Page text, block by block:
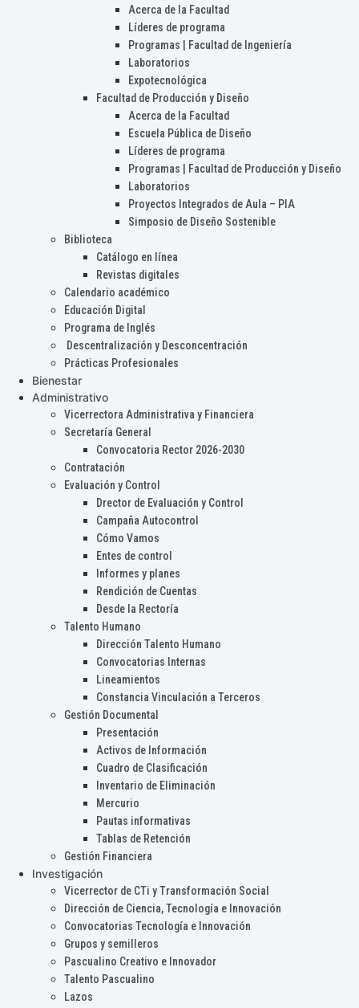
Acerca de la Facultad
Líderes de programa
Programas | Facultad de Ingeniería
Laboratorios
Expotecnológica
Facultad de Producción y Diseño
Acerca de la Facultad
Escuela Pública de Diseño
Líderes de programa
Programas | Facultad de Producción y Diseño
Laboratorios
Proyectos Integrados de Aula – PIA
Simposio de Diseño Sostenible
Biblioteca
Catálogo en línea
Revistas digitales
Calendario académico
Educación Digital
Programa de Inglés
Descentralización y Desconcentración
Prácticas Profesionales
Bienestar
Administrativo
Vicerrectora Administrativa y Financiera
Secretaría General
Convocatoria Rector 2026-2030
Contratación
Evaluación y Control
Drector de Evaluación y Control
Campaña Autocontrol
Cómo Vamos
Entes de control
Informes y planes
Rendición de Cuentas
Desde la Rectoría
Talento Humano
Dirección Talento Humano
Convocatorias Internas
Lineamientos
Constancia Vinculación a Terceros
Gestión Documental
Presentación
Activos de Información
Cuadro de Clasificación
Inventario de Eliminación
Mercurio
Pautas informativas
Tablas de Retención
Gestión Financiera
Investigación
Vicerrector de CTi y Transformación Social
Dirección de Ciencia, Tecnología e Innovación
Convocatorias Tecnología e Innovación
Grupos y semilleros
Pascualino Creativo e Innovador
Talento Pascualino
Lazos